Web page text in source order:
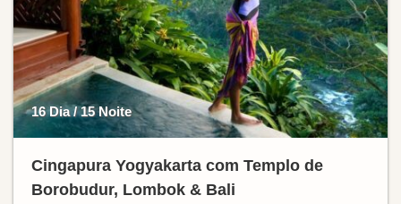
16 Dia / 15 Noite
Cingapura Yogyakarta com Templo de
Borobudur, Lombok & Bali